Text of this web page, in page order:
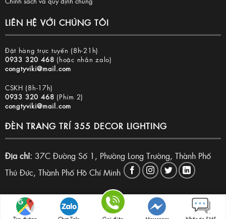
LIÊN HỆ VỚI CHÚNG TÔI
Đặt hàng trực tuyến (8h-21h)
0933 320 468 (hoặc nhắn zalo)
congtyviki@mail.com
CSKH (8h-17h)
0933 320 468 (Phím 2)
congtyviki@mail.com
ĐÈN TRANG TRÍ 355 DECOR LIGHTING
Địa chỉ: 37C Đường Số 1, Phường Long Trường, Thành Phố
Thủ Đức, Thành Phố Hồ Chí Minh
Copyright 2026 © Đèn trang trí 355 Decor